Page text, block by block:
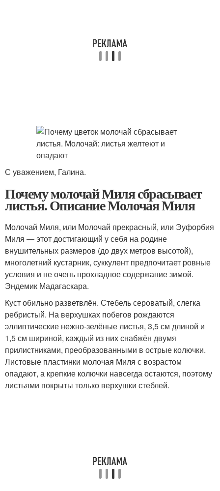
С уважением, Галина.
Почему молочай Миля сбрасывает
листья. Описание Молочая Миля
Молочай Миля, или Молочай прекрасный, или Эуфорбия
Миля — этот достигающий у себя на родине
внушительных размеров (до двух метров высотой),
многолетний кустарник, суккулент предпочитает ровные
условия и не очень прохладное содержание зимой.
Эндемик Мадагаскара.
Куст обильно разветвлён. Стебель сероватый, слегка
ребристый. На верхушках побегов рождаются
эллиптические нежно-зелёные листья, 3,5 см длиной и
1,5 см шириной, каждый из них снабжён двумя
прилистниками, преобразованными в острые колючки.
Листовые пластинки молочая Миля с возрастом
опадают, а крепкие колючки навсегда остаются, поэтому
листьями покрыты только верхушки стеблей.